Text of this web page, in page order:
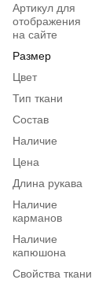
Артикул для
отображения
на сайте
Размер
Цвет
Тип ткани
Состав
Наличие
Цена
Длина рукава
Наличие
карманов
Наличие
капюшона
Свойства ткани